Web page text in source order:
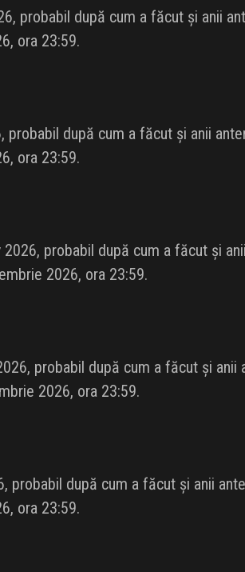
probabil după cum a făcut și anii
ora 23:59.
probabil după cum a făcut și anii
ora 23:59.
2026, probabil după cum a făcut și
2026, ora 23:59.
probabil după cum a făcut și anii
2026, ora 23:59.
probabil după cum a făcut și anii
ora 23:59.